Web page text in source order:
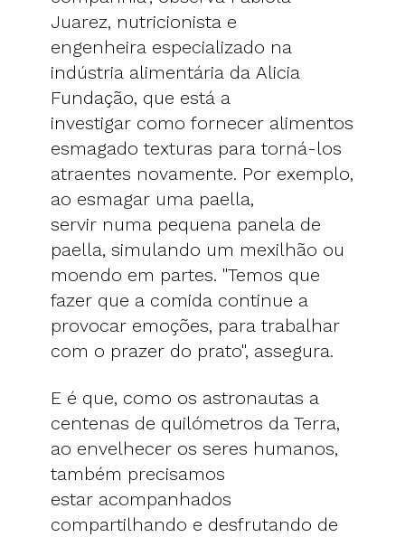
Juarez, nutricionista e
engenheira especializado na
indústria alimentária da Alicia
Fundação, que está a
investigar como fornecer alimentos
esmagado texturas para torná-los
atraentes novamente. Por exemplo,
ao esmagar uma paella,
servir numa pequena panela de
paella, simulando um mexilhão ou
moendo em partes. "Temos que
fazer que a comida continue a
provocar emoções, para trabalhar
com o prazer do prato", assegura.
E é que, como os astronautas a
centenas de quilómetros da Terra,
ao envelhecer os seres humanos,
também precisamos
estar acompanhados
compartilhando e desfrutando de